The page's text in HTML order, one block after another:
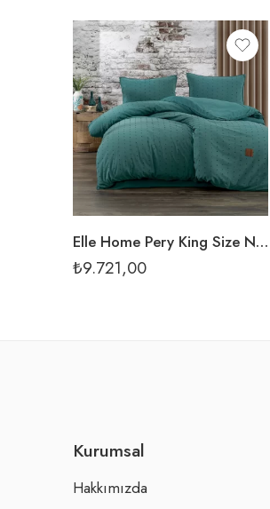
Elle Home Pery King Size Nevresim Takımı – Koyu Yeşil
₺9.721,00
Kurumsal
Hakkımızda